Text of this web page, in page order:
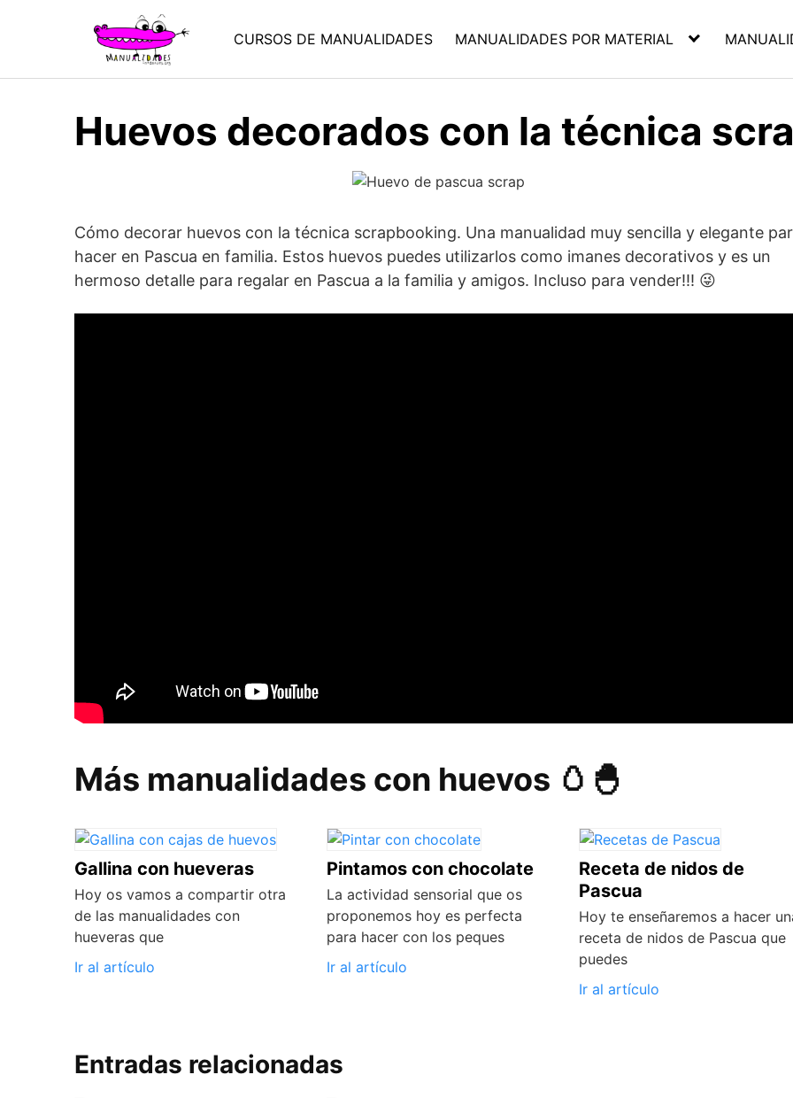
CURSOS DE MANUALIDADES MANUALIDADES POR MATERIAL
Huevos decorados con la técnica
Cómo decorar huevos con la técnica scrapbooking. Una manualidad muy sencilla y elegante
hacer en Pascua en familia. Estos huevos puedes utilizarlos como imanes decorativos y es un
hermoso detalle para regalar en Pascua a la familia y amigos. Incluso para vender!!! 😜
Más manualidades con huevos 🥚🐣
Gallina con hueveras
Hoy os vamos a compartir otra
de las manualidades con
hueveras que
Ir al artículo
Pintamos con chocolate
La actividad sensorial que os
proponemos hoy es perfecta
para hacer con los peques
Ir al artículo
Receta de nidos de
Pascua
Hoy te enseñaremos a hacer
receta de nidos de Pascua que
puedes
Ir al artículo
Entradas relacionadas